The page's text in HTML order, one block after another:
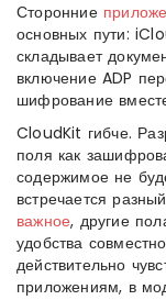
Сторонние
основных пути:
складывает
включение ADP
шифрование
CloudKit гибче.
поля как
содержимое не
встречается
важное, другие
удобства
действительно
приложениям, в